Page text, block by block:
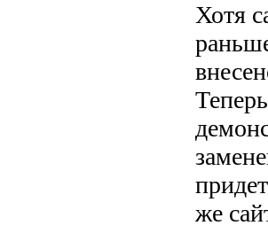
Хотя
же